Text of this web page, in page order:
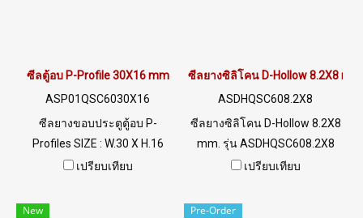
ซีลตู้อบ P-Profile 30X16 mm
ASP01QSC6030X16
ซีลยางขอบประตูตู้อบ P-
Profiles SIZE : W.30 X H.16
mm. ซิลิโคนฟู้ดเกรด Food
0926568846 / 0982539956
เปรียบเทียบ
ซีลยางซิลิโคน D-Hollow 8.2X8
ASDHQSC608.2X8
ซีลยางซิลิโคน D-Hollow 8.2X8
mm. รุ่น ASDHQSC608.2X8
SIZE : W.8.2 mm X H.8 mm ร่อง
C ฟู้ดเกรด (FDA) พร้อมส่ง Tel:
เปรียบเทียบ
New Pre-Order